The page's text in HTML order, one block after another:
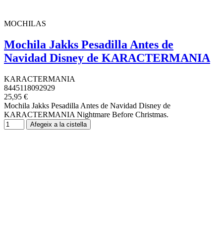
MOCHILAS
Mochila Jakks Pesadilla Antes de
Navidad Disney de KARACTERMANIA
KARACTERMANIA
8445118092929
25,95 €
Mochila Jakks Pesadilla Antes de Navidad Disney de
KARACTERMANIA Nightmare Before Christmas.
Afegeix a la cistella